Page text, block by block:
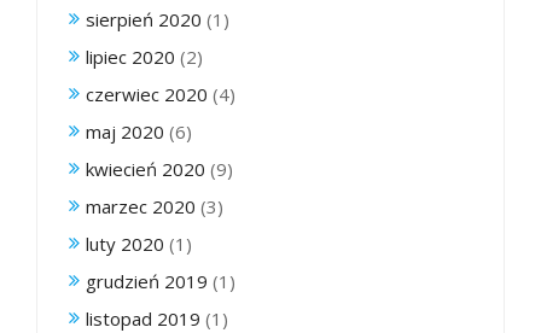
sierpień 2020 (1)
lipiec 2020 (2)
czerwiec 2020 (4)
maj 2020 (6)
kwiecień 2020 (9)
marzec 2020 (3)
luty 2020 (1)
grudzień 2019 (1)
listopad 2019 (1)